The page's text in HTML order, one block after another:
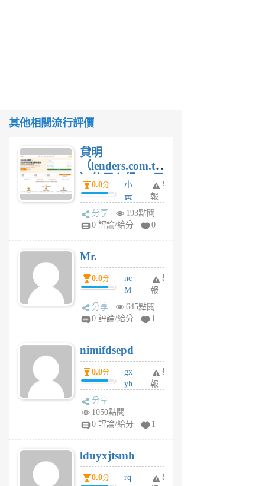
其他相關流行評價
貸明
（lenders.com.tw
）使用心得 — 民
間貸款比較平台
體驗
0.0分
小
黃
蜂
1
舉
報
分享
193點閱
0 評論/給分
0
Mr.
0.0分
nc
M
U
F
U
5
個
月
舉
報
分享
645點閱
0 評論/給分
1
nimifdsepd
0.0分
gx
yh
jl
月
前
舉
報
分享
1050點閱
0 評論/給分
1
lduyxjtsmh
0.0分
rq
舉